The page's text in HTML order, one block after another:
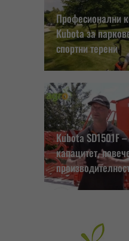
Професионални
Kubota за
спортни терени
Kubota SD1501F
капацитет,